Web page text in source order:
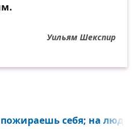
Уильям Шекспир
себя; на